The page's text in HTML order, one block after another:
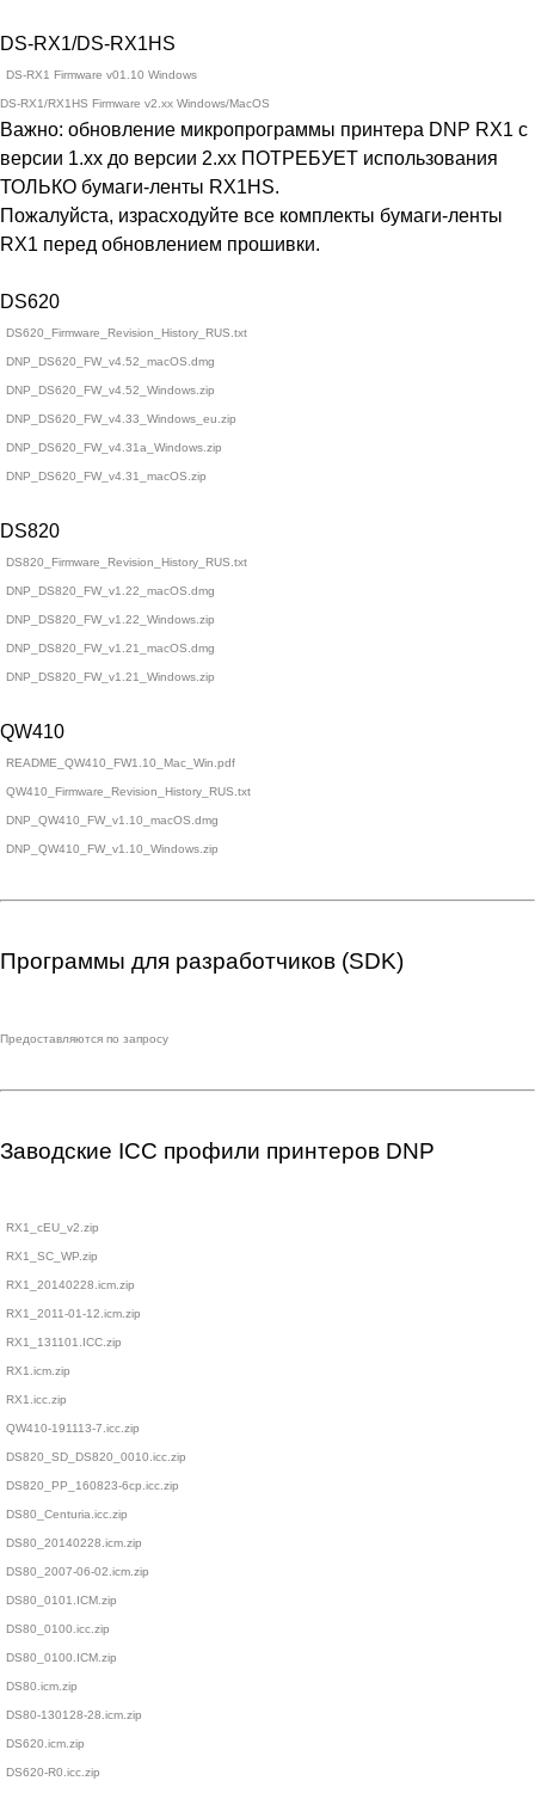
DS-RX1/DS-RX1HS
DS-RX1 Firmware v01.10 Windows
DS-RX1/RX1HS Firmware v2.xx Windows/MacOS
Важно: обновление микропрограммы принтера DNP RX1 с
версии 1.хх до версии 2.хх ПОТРЕБУЕТ использования
ТОЛЬКО бумаги-ленты RX1HS.
Пожалуйста, израсходуйте все комплекты бумаги-ленты
RX1 перед обновлением прошивки.
DS620
DS620_Firmware_Revision_History_RUS.txt
DNP_DS620_FW_v4.52_macOS.dmg
DNP_DS620_FW_v4.52_Windows.zip
DNP_DS620_FW_v4.33_Windows_eu.zip
DNP_DS620_FW_v4.31a_Windows.zip
DNP_DS620_FW_v4.31_macOS.zip
DS820
DS820_Firmware_Revision_History_RUS.txt
DNP_DS820_FW_v1.22_macOS.dmg
DNP_DS820_FW_v1.22_Windows.zip
DNP_DS820_FW_v1.21_macOS.dmg
DNP_DS820_FW_v1.21_Windows.zip
QW410
README_QW410_FW1.10_Mac_Win.pdf
QW410_Firmware_Revision_History_RUS.txt
DNP_QW410_FW_v1.10_macOS.dmg
DNP_QW410_FW_v1.10_Windows.zip
Программы для разработчиков (SDK)
Предоставляются по запросу
Заводские ICC профили принтеров DNP
RX1_cEU_v2.zip
RX1_SC_WP.zip
RX1_20140228.icm.zip
RX1_2011-01-12.icm.zip
RX1_131101.ICC.zip
RX1.icm.zip
RX1.icc.zip
QW410-191113-7.icc.zip
DS820_SD_DS820_0010.icc.zip
DS820_PP_160823-6cp.icc.zip
DS80_Centuria.icc.zip
DS80_20140228.icm.zip
DS80_2007-06-02.icm.zip
DS80_0101.ICM.zip
DS80_0100.icc.zip
DS80_0100.ICM.zip
DS80.icm.zip
DS80-130128-28.icm.zip
DS620.icm.zip
DS620-R0.icc.zip